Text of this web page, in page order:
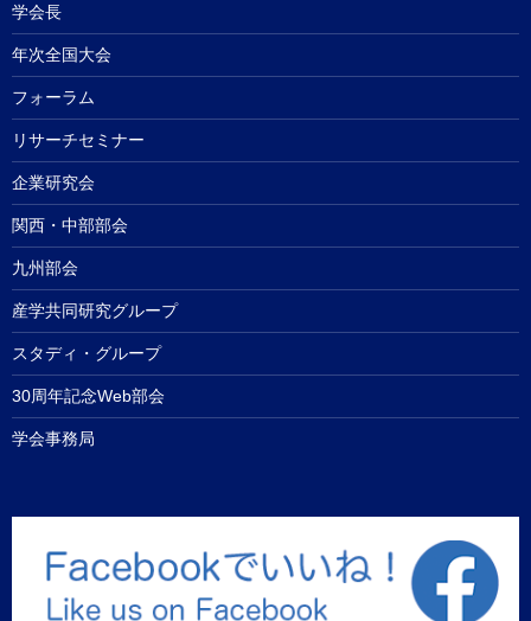
学会長
年次全国大会
フォーラム
リサーチセミナー
企業研究会
関西・中部部会
九州部会
産学共同研究グループ
スタディ・グループ
30周年記念Web部会
学会事務局